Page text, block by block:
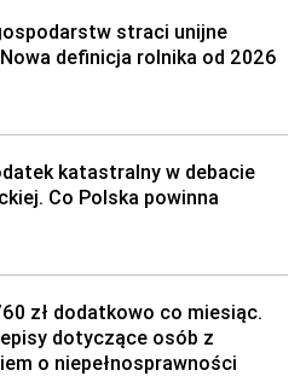
straci unijne
definicja rolnika od 2026
katastralny w debacie
Co Polska powinna
zł dodatkowo co miesiąc.
dotyczące osób z
o niepełnosprawności